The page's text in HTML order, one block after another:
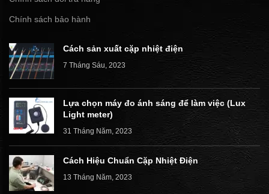
Chính sách bảo hành
Cách sản xuất cặp nhiệt điện
7 Tháng Sáu, 2023
Lựa chọn máy đo ánh sáng để làm việc (Lux
Light meter)
31 Tháng Năm, 2023
Cách Hiệu Chuẩn Cặp Nhiệt Điện
13 Tháng Năm, 2023